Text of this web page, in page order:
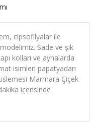
cipsofilyalar ile
Sade ve şık
kolları ve aynalarda
isimleri papatyadan
Marmara Çiçek
içerisinde